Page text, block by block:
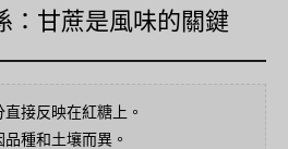
：甘蔗是風味的關鍵
接反映在紅糖上。
種和土壤而異。